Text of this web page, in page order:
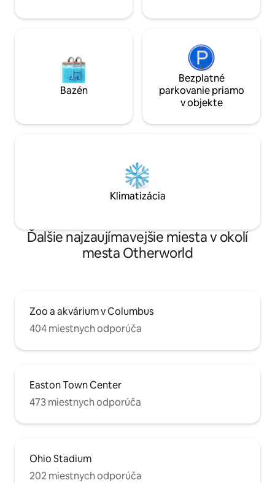
Bazén
Bezplatné
parkovanie priamo
v objekte
Klimatizácia
Ďalšie najzaujímavejšie miesta v okolí
mesta Otherworld
Zoo a akvárium v Columbus
404 miestnych odporúča
Easton Town Center
473 miestnych odporúča
Ohio Stadium
202 miestnych odporúča